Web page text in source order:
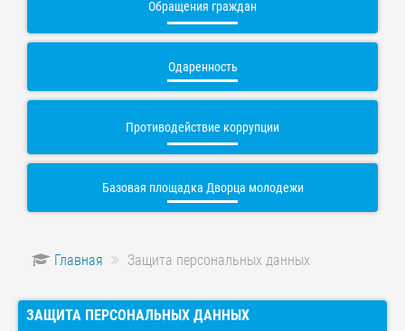
Обращения граждан
Одаренность
Противодействие коррупции
Базовая площадка Дворца молодежи
Главная Защита персональных данных
ЗАЩИТА ПЕРСОНАЛЬНЫХ ДАННЫХ